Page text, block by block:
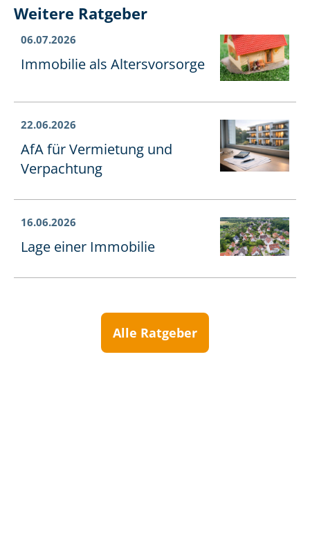
Weitere Ratgeber
06.07.2026
Immobilie als Altersvorsorge
22.06.2026
AfA für Vermietung und
Verpachtung
16.06.2026
Lage einer Immobilie
Alle Ratgeber